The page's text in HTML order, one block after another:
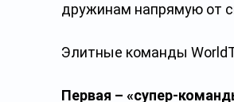
дружинам напрямую от
Элитные команды
Первая – «супер-